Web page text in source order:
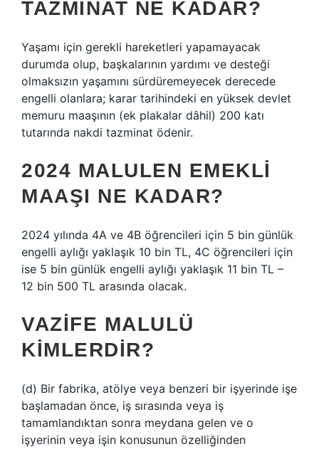
TAZMINAT NE KADAR?
Yaşamı için gerekli hareketleri yapamayacak
durumda olup, başkalarının yardımı ve desteği
olmaksızın yaşamını sürdüremeyecek derecede
engelli olanlara; karar tarihindeki en yüksek devlet
memuru maaşının (ek plakalar dâhil) 200 katı
tutarında nakdi tazminat ödenir.
2024 MALULEN EMEKLI
MAAŞI NE KADAR?
2024 yılında 4A ve 4B öğrencileri için 5 bin günlük
engelli aylığı yaklaşık 10 bin TL, 4C öğrencileri için
ise 5 bin günlük engelli aylığı yaklaşık 11 bin TL –
12 bin 500 TL arasında olacak.
VAZIFE MALULÜ
KIMLERDIR?
(d) Bir fabrika, atölye veya benzeri bir işyerinde işe
başlamadan önce, iş sırasında veya iş
tamamlandıktan sonra meydana gelen ve o
işyerinin veya işin konusunun özelliğinden